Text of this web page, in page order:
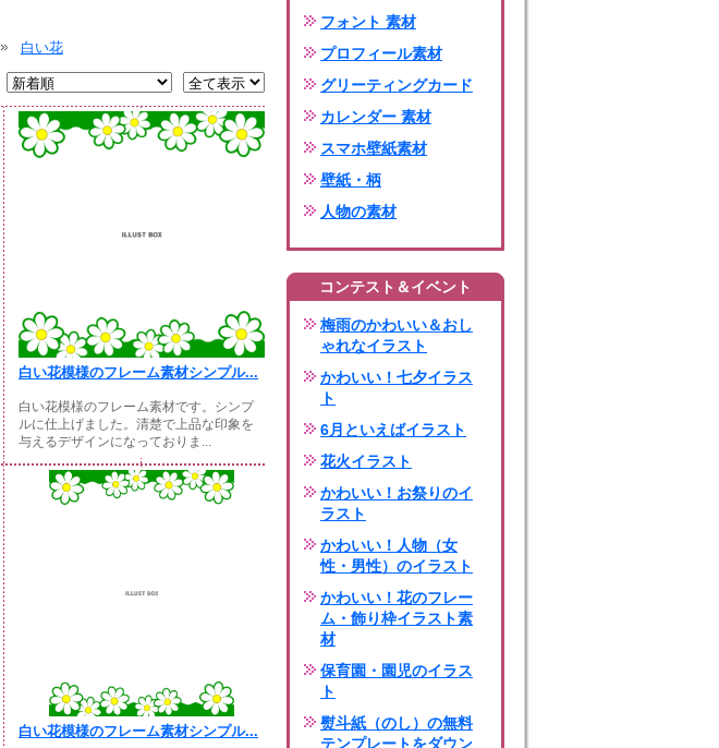
白い花
白い花模様のフレーム素材シンプル...
白い花模様のフレーム素材です。シンプ
ルに仕上げました。清楚で上品な印象を
与えるデザインになっておりま...
白い花模様のフレーム素材シンプル...
フォント 素材
プロフィール素材
グリーティングカード
カレンダー 素材
スマホ壁紙素材
壁紙・柄
人物の素材
コンテスト＆イベント
梅雨のかわいい＆おし
ゃれなイラスト
かわいい！七夕イラス
ト
6月といえばイラスト
花火イラスト
かわいい！お祭りのイ
ラスト
かわいい！人物（女
性・男性）のイラスト
かわいい！花のフレー
ム・飾り枠イラスト素
材
保育園・園児のイラス
ト
熨斗紙（のし）の無料
テンプレートをダウン